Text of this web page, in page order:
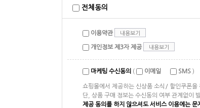
전체동의
이용약관 내용보기
개인정보 제3자 제공 내용보기
마케팅 수신동의 ( 이메일 SMS )
쇼핑몰에서 제공하는 신상품 소식/ 할인쿠폰을
단, 상품 구매 정보는 수신동의 여부 관계없이
제공 동의를 하지 않으셔도 서비스 이용에는 문